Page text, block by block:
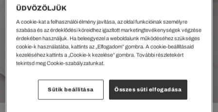
ÜDVÖZÖLJÜK
A cookie-kat a felhasználói élmény javítása, az oldal funkcióinak személyre
szabása és az érdeklődési köreidhez igazított marketingtevékenységek végzése
érdekében használjuk. Ha beleegyezel a weboldalunk működéséhez szükséges
cookie-k használatába, kattints az „Elfogadom” gombra. A cookie-beállításaid
kezeléséhez kattints a „Cookie-k kezelése” gombra. További részletekért
tekintsd meg Cookie-szabályzatunkat.
Sütik beállítása Összes süti elfogadása